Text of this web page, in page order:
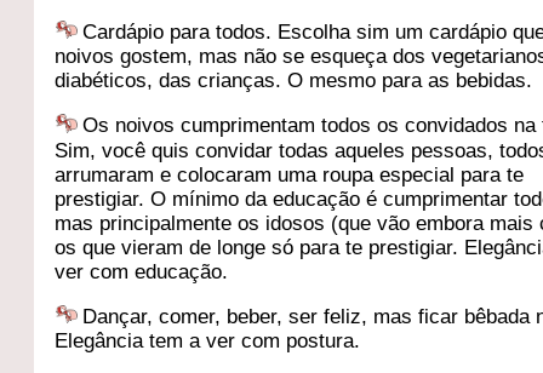
Cardápio para todos. Escolha sim um cardápio
noivos gostem, mas não se esqueça dos
diabéticos, das crianças. O mesmo para as bebidas.
Os noivos cumprimentam todos os convidados na
Sim, você quis convidar todas aqueles pessoas,
arrumaram e colocaram uma roupa especial para te
prestigiar. O mínimo da educação é cumprimentar
mas principalmente os idosos (que vão embora mais
os que vieram de longe só para te prestigiar.
ver com educação.
Dançar, comer, beber, ser feliz, mas ficar bêbada
Elegância tem a ver com postura.